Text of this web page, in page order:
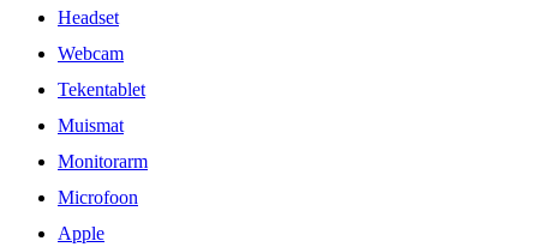
Headset
Webcam
Tekentablet
Muismat
Monitorarm
Microfoon
Apple